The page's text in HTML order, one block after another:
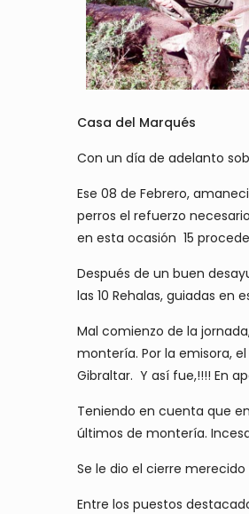
Casa del Marqués
Con un día de adelanto
Ese 08 de Febrero,
perros el refuerzo
en esta ocasión 15
Después de un buen
las 10 Rehalas, guiadas en
Mal comienzo de la
montería. Por la emisora,
Gibraltar. Y así fue,!!!! En
Teniendo en cuenta que
últimos de montería.
Se le dio el cierre
Entre los puestos